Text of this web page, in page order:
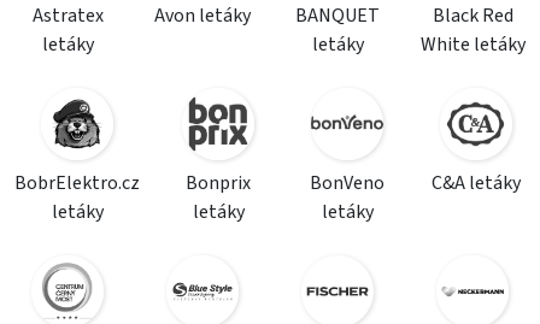
Astratex
letáky
Avon letáky
BANQUET
letáky
Black Red
White letáky
BobrElektro.cz
letáky
Bonprix
letáky
BonVeno
letáky
C&A letáky